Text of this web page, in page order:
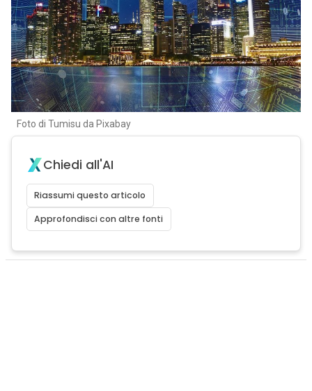
Foto di Tumisu da Pixabay
Chiedi all'AI
Riassumi questo articolo
Approfondisci con altre fonti